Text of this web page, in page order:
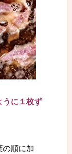
に１枚ず
の順に加